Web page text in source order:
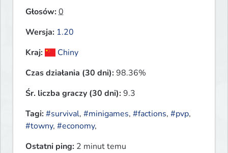
Głosów:0
Wersja: 1.20
Kraj:
Chiny
Czas działania (30 dni):98.36%
Śr. liczba graczy (30 dni):9.3
Tagi:#survival, #minigames, #factions, #pvp,
#towny, #economy,
Ostatni ping: 2 minut temu